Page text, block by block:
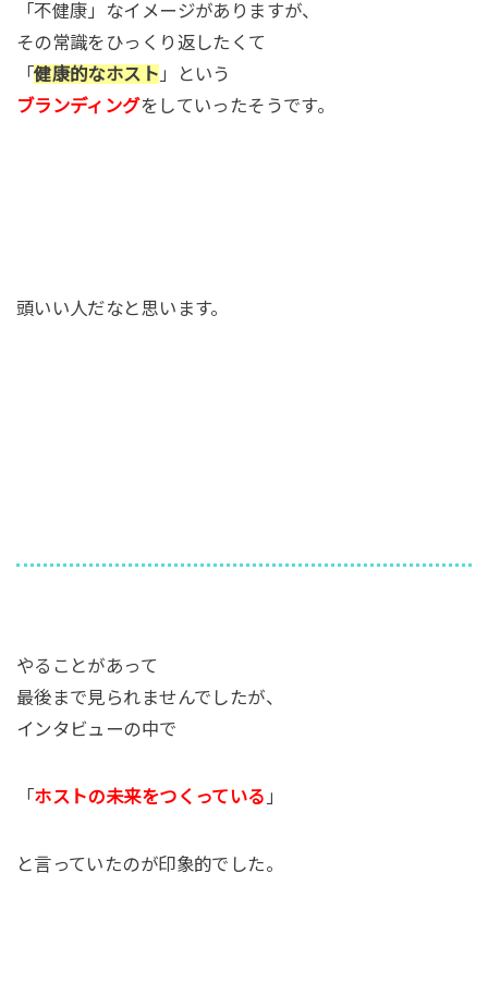
「不健康」なイメージがありますが、
その常識をひっくり返したくて
「健康的なホスト 」という
ブランディングをしていったそうです。
頭いい人だなと思います。
やることがあって
最後まで見られませんでしたが、
インタビューの中で
「ホストの未来をつくっている 」
と言っていたのが印象的でした。